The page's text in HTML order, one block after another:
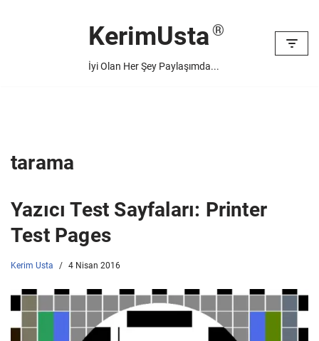
KerimUsta
İyi Olan Her Şey Paylaşımda...
tarama
Yazıcı Test Sayfaları: Printer
Test Pages
Kerim Usta 4 Nisan 2016